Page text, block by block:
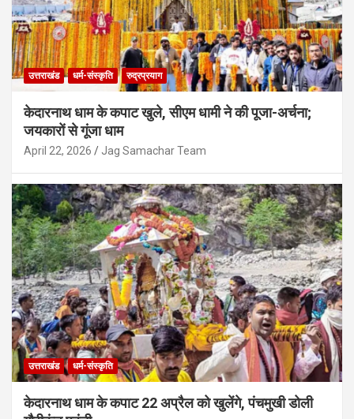
उत्तराखंड हरिद्वार
कांवड़ यात्रा के अंतिम चरण में हरिद्वार में उमड़ा
सैलाब, डाक कांवड़ वाहनों के लिए खास ट्रैफिक
प्लान, डीएम-एसएसपी ने संभाला मोर्चा
August 9, 2026 Jag Samachar Team
उत्तराखंड धर्म-संस्कृति रुद्रप्रयाग
केदारनाथ धाम के कपाट खुले, सीएम धामी ने की पूजा-अर्चना;
जयकारों से गूंजा धाम
April 22, 2026 Jag Samachar Team
उत्तराखंड धर्म-संस्कृति
केदारनाथ धाम के कपाट 22 अप्रैल को खुलेंगे, पंचमुखी डोली